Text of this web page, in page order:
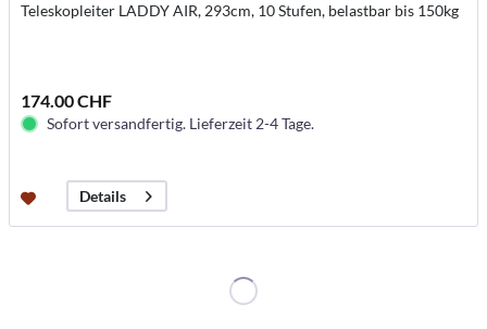
Teleskopleiter LADDY AIR, 293cm, 10 Stufen, belastbar bis 150kg
174.00 CHF
Sofort versandfertig. Lieferzeit 2-4 Tage.
Details